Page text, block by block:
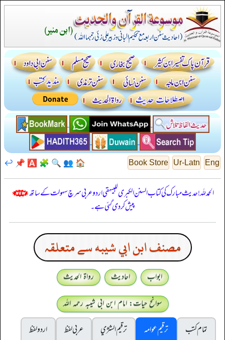
Eng
Ur-Latn
Book Store
🏠
👥
🔍
🧩
🅰️
📌
↩️
الحمدللہ! حدیث مبارک کی کتاب السنن الكبرى للبيهقي اردو عربی سرچ سہولت کے ساتھ
پیش کر دی گئی ہے۔
مصنف ابن ابي شيبه سے متعلقہ
ابواب احادیث
رواۃ الحدیث
سوانح حیات: امام ابن ابی شیبہ رحمہ اللہ
تمام کتب
ترقیم عوامہ ترقيم الشژي عربی لفظ
اردو لفظ